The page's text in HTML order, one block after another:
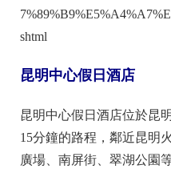
於昆明西山區環城南路，
商圈中，交通十分便利。
代感結合，展現出優雅品味
DATA
地址：昆明市西山區環城
網址：http://